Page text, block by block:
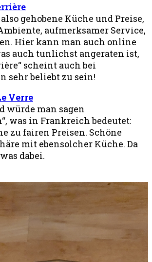
gehobene Küche und Preise,
aufmerksamer Service,
Hier kann man auch online
auch tunlichst angeraten ist,
scheint auch bei
sehr beliebt zu sein!
Verre
würde man sagen
was in Frankreich bedeutet:
zu fairen Preisen. Schöne
mit ebensolcher Küche. Da
dabei.